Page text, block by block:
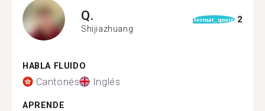
Q.
Shijiazhuang
format_quote 2
HABLA FLUIDO
Cantonés Inglés
APRENDE